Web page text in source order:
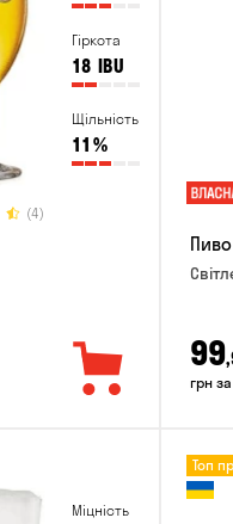
Гіркота
18 IBU
Щільність
11 %
(4)
99
грн
Міцність
Топ